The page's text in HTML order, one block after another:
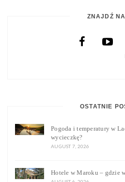
ZNAJDŹ
OSTATNIE
Pogoda i temperatury w
wycieczkę?
AUGUST 7, 2026
Hotele w Maroku – gdzie